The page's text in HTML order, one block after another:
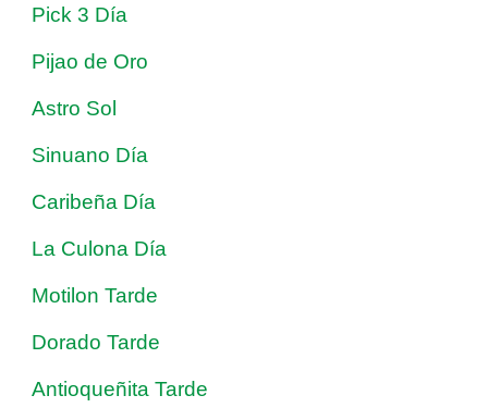
Pick 3 Día
Pijao de Oro
Astro Sol
Sinuano Día
Caribeña Día
La Culona Día
Motilon Tarde
Dorado Tarde
Antioqueñita Tarde